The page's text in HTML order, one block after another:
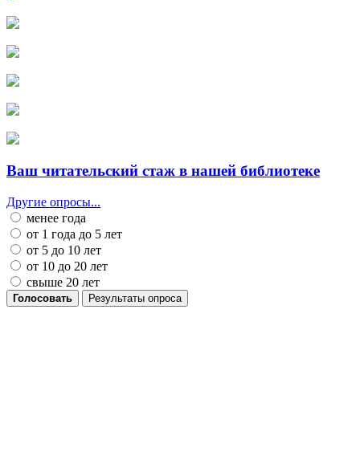
Ваш читательский стаж в нашей библиотеке
Другие опросы...
менее года
от 1 года до 5 лет
от 5 до 10 лет
от 10 до 20 лет
свыше 20 лет
Голосовать Результаты опроса